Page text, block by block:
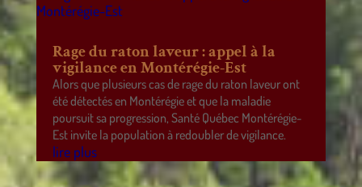
Rage du raton laveur : appel à la
vigilance en Montérégie-Est
Alors que plusieurs cas de rage du raton laveur ont
été détectés en Montérégie et que la maladie
poursuit sa progression, Santé Québec Montérégie-
Est invite la population à redoubler de vigilance.
lire plus